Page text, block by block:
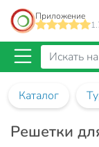
Приложение
Каталог
Решетки